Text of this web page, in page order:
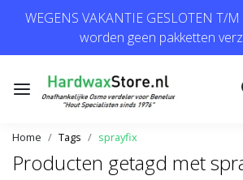
WEGENS VAKANTIE GESLOTEN T/
worden geen pakketten
Home Tags sprayfix
Producten getagd met